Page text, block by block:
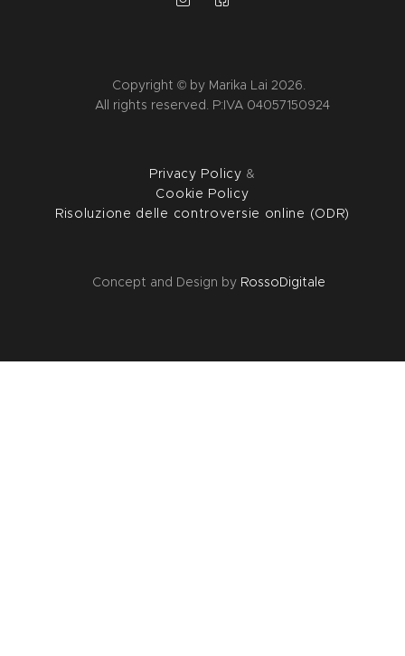
Copyright © by Marika Lai 2026.
All rights reserved. P:IVA 04057150924
Privacy Policy &
Cookie Policy
Risoluzione delle controversie online (ODR)
Concept and Design by RossoDigitale